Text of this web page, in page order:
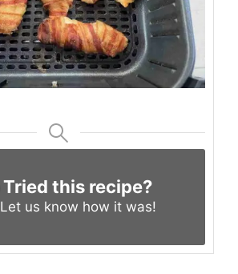
Tried this recipe?
Let us know how it was!